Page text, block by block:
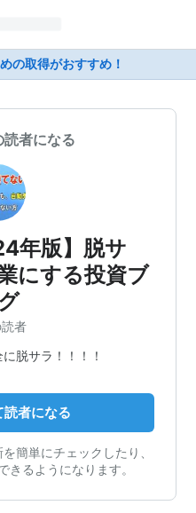
の取得がおすすめ！
読者になる
年版】脱サ
にする投資ブ
者
脱サラ！！！！
読者になる
簡単にチェックしたり、
きるようになります。